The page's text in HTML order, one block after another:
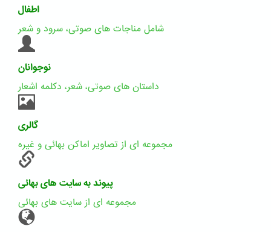
اطفال
شامل مناجات های صوتی، سرود و شعر
نوجوانان
داستان های صوتی، شعر، دکلمه اشعار
گالری
مجموعه ای از تصاویر اماکن بهائی و غیره
پیوند به سایت های بهائی
مجموعه ای از سایت های بهائی